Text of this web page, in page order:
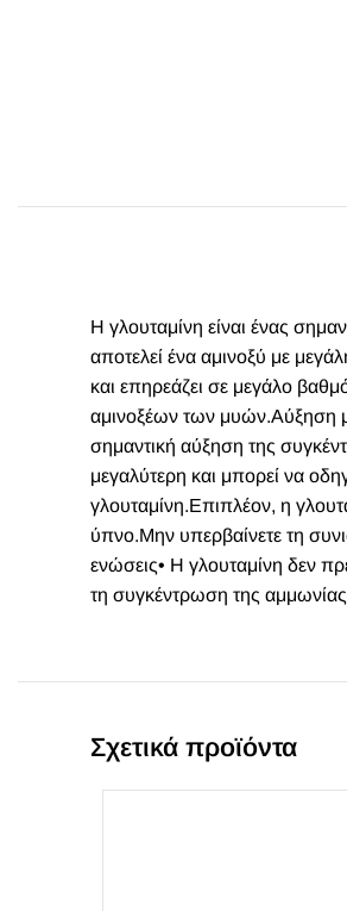
Η γλουταμίνη είναι ένας
αποτελεί ένα αμινοξύ με
και επηρεάζει σε μεγάλο
αμινοξέων των μυών.Αύξηση
σημαντική αύξηση της
μεγαλύτερη και μπορεί να
γλουταμίνη.Επιπλέον, η
ύπνο.Μην υπερβαίνετε τη
ενώσεις• Η γλουταμίνη δεν
τη συγκέντρωση της
Σχετικά προϊόντα